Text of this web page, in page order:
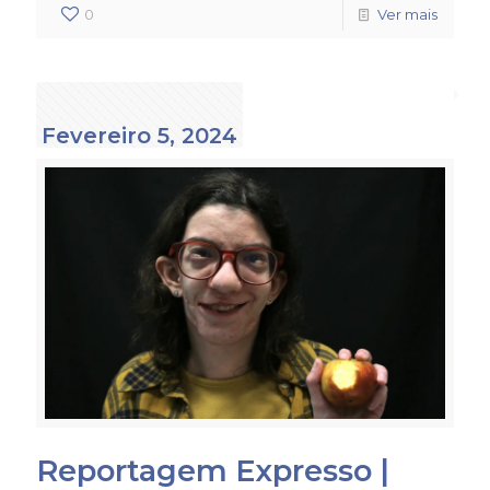
0 Ver mais
Fevereiro 5, 2024
Reportagem Expresso |